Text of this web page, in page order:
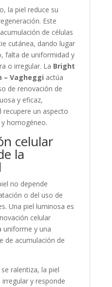
la piel reduce su
Este
de células
cutánea, dando lugar
falta de uniformidad y
o irregular. La Bright
– Vagheggi actúa
de renovación de
y eficaz,
recupere un aspecto
homogéneo.
celular
la
no depende
o del uso de
Una piel luminosa es
celular
uniforme y una
de acumulación de
ralentiza, la piel
y responde